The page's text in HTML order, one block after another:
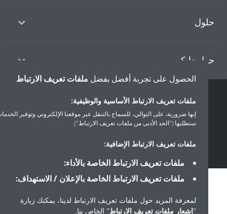
دايكن
إشعار ملف تعريف الارتباط
سياسة خصوصية البيانات
أخلاقيات الشركة
الحصول على تجربة أفضل بفضلملفات تعريف الارتباط
ملفات تعريف الارتباط الأساسية والوظيفية:
إنها ضرورية، على التوالي، للسماح بالتنقل عبر موقعنا الإلكتروني وتوفير الخدمات التي
ستطلبها ("الحد الأدنى من ملفات تعريف الارتباط").
ملفات تعريف الارتباط الإضافية:
ملفات تعريف الارتباط الخاصة بالأداء:
ملفات تعريف الارتباط الخاصة بالإعلان / الاستهداف:
لمعرفة المزيد حول ملفات تعريف الارتباط لدينا، يمكنك زيارة
إشعار ملفات تعريف الارتباط" الخاص بنا.